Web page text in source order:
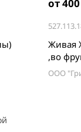
от
Живая
,во
ООО